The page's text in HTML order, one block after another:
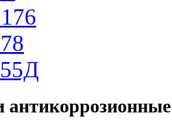
антикоррозионные